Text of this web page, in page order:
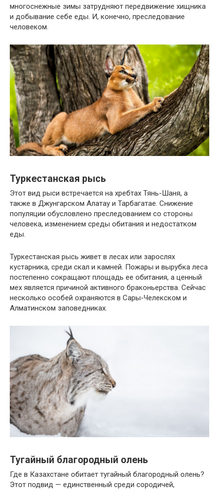
многоснежные зимы затрудняют передвижение хищника
и добывание себе еды. И, конечно, преследование
человеком.
Туркестанская рысь
Этот вид рыси встречается на хребтах Тянь-Шаня, а
также в Джунгарском Алатау и Тарбагатае. Снижение
популяции обусловлено преследованием со стороны
человека, изменением среды обитания и недостатком
еды.
Туркестанская рысь живет в лесах или зарослях
кустарника, среди скал и камней. Пожары и вырубка леса
постепенно сокращают площадь ее обитания, а ценный
мех является причиной активного браконьерства. Сейчас
несколько особей охраняются в Сары-Челекском и
Алматинском заповедниках.
Тугайный благородный олень
Где в Казахстане обитает тугайный благородный олень?
Этот подвид — единственный среди сородичей,